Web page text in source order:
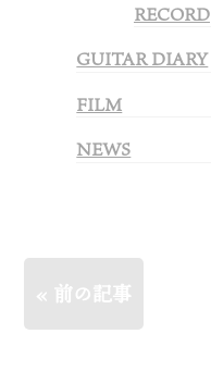
RECORD
GUITAR DIARY
FILM
NEWS
« 前の記事